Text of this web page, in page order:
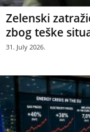
Zelenski
zbog teške
31. July 2026.